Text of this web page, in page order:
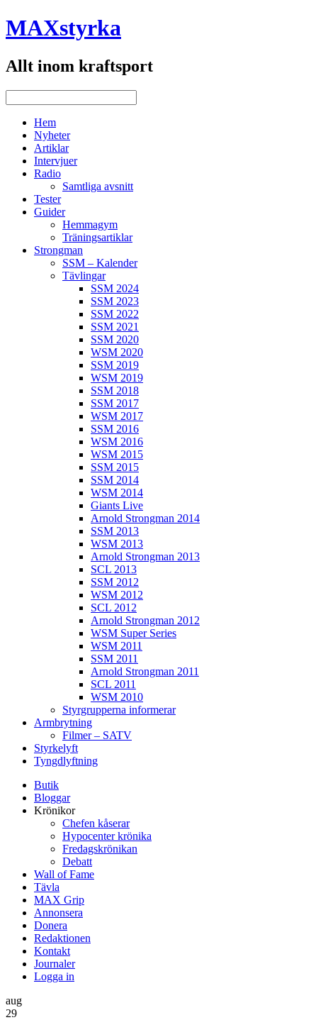
MAXstyrka
Allt inom kraftsport
Hem
Nyheter
Artiklar
Intervjuer
Radio
Samtliga avsnitt
Tester
Guider
Hemmagym
Träningsartiklar
Strongman
SSM – Kalender
Tävlingar
SSM 2024
SSM 2023
SSM 2022
SSM 2021
SSM 2020
WSM 2020
SSM 2019
WSM 2019
SSM 2018
SSM 2017
WSM 2017
SSM 2016
WSM 2016
WSM 2015
SSM 2015
SSM 2014
WSM 2014
Giants Live
Arnold Strongman 2014
SSM 2013
WSM 2013
Arnold Strongman 2013
SCL 2013
SSM 2012
WSM 2012
SCL 2012
Arnold Strongman 2012
WSM Super Series
WSM 2011
SSM 2011
Arnold Strongman 2011
SCL 2011
WSM 2010
Styrgrupperna informerar
Armbrytning
Filmer – SATV
Styrkelyft
Tyngdlyftning
Butik
Bloggar
Krönikor
Chefen kåserar
Hypocenter krönika
Fredagskrönikan
Debatt
Wall of Fame
Tävla
MAX Grip
Annonsera
Donera
Redaktionen
Kontakt
Journaler
Logga in
aug
29